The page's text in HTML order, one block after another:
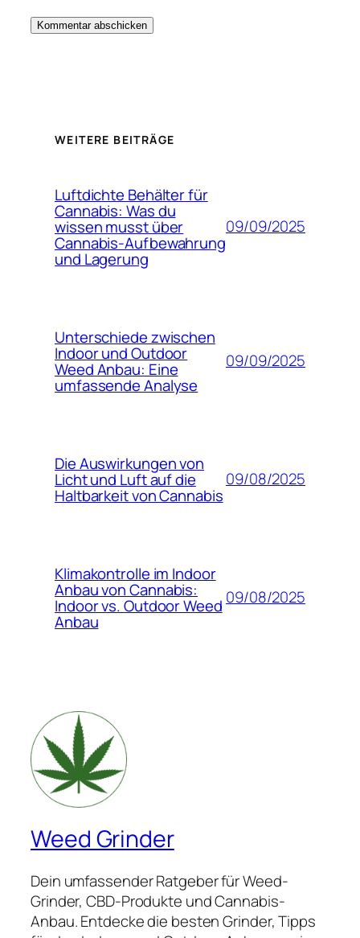
WEITERE BEITRÄGE
Luftdichte Behälter für
Cannabis: Was du
wissen musst über
Cannabis-Aufbewahrung
und Lagerung
09/09/2025
Unterschiede zwischen
Indoor und Outdoor
Weed Anbau: Eine
umfassende Analyse
09/09/2025
Die Auswirkungen von
Licht und Luft auf die
Haltbarkeit von Cannabis
09/08/2025
Klimakontrolle im Indoor
Anbau von Cannabis:
Indoor vs. Outdoor Weed
Anbau
09/08/2025
Weed Grinder
Dein umfassender Ratgeber für Weed-
Grinder, CBD-Produkte und Cannabis-
Anbau. Entdecke die besten Grinder, Tipps